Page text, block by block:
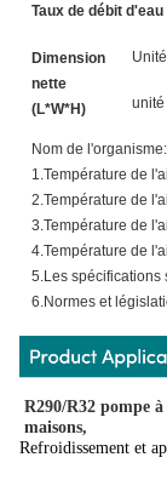
Taux de débit d'eau
Dimension
nette
(L*W*H)
Nom de l'organisme:
1.Température de
2.Température de
3.Température de
4.Température de
5.Les spécifications
6.Normes et
R290/R32 pompe
maisons,
Refroidissement et